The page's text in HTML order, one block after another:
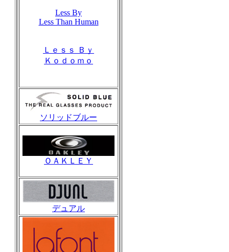
Less By
Less Than Human
Ｌｅｓｓ Ｂｙ
Ｋｏｄｏｍｏ
ソリッドブルー
ＯＡＫＬＥＹ
デュアル